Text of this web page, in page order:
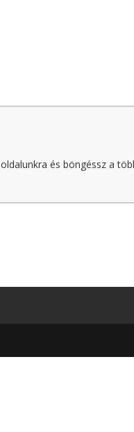
oldalunkra és böngéssz a